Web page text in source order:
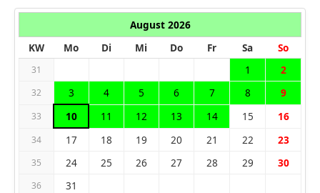
August 2026
KW
Mo Di Mi Do Fr Sa So
31 1 2
32 3 4 5 6 7 8 9
33 10 11 12 13 14 15 16
34 17 18 19 20 21 22 23
35 24 25 26 27 28 29 30
36 31